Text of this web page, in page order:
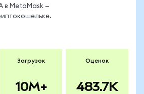
в MetaMask —
Загрузок
10M+
Оценок
483.7K